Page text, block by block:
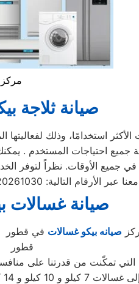
مركز
صيانة ثلاجة
استخدامًا، وذلك
صيانة غسالات
صيانه بيكو غسالات في قطور
قطور
التي تمكّنت من قدرتنا على